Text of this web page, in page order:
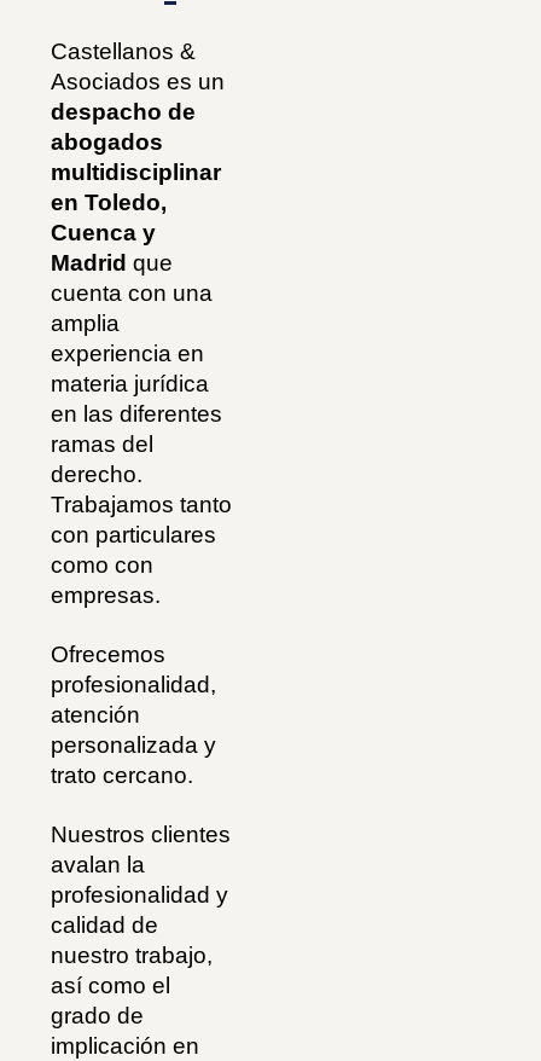
Castellanos &
Asociados es un
despacho de
abogados
multidisciplinar
en Toledo,
Cuenca y
Madrid que
cuenta con una
amplia
experiencia en
materia jurídica
en las diferentes
ramas del
derecho.
Trabajamos tanto
con particulares
como con
empresas.
Ofrecemos
profesionalidad,
atención
personalizada y
trato cercano.
Nuestros clientes
avalan la
profesionalidad y
calidad de
nuestro trabajo,
así como el
grado de
implicación en